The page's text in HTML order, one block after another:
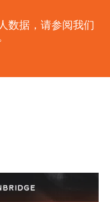
数据，请参阅我们